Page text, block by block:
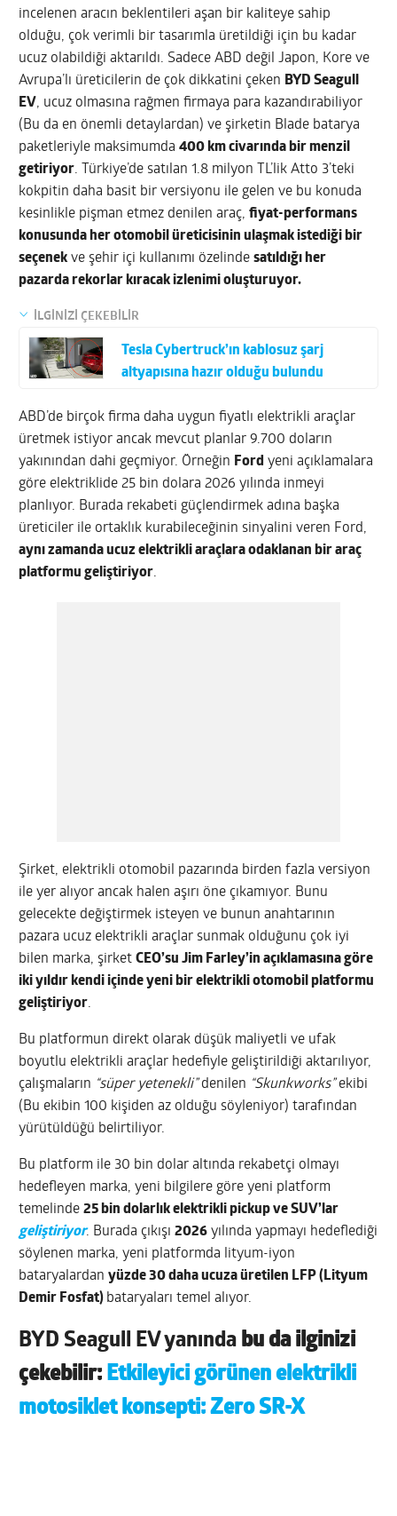
incelenen aracın beklentileri aşan bir kaliteye sahip
olduğu, çok verimli bir tasarımla üretildiği için bu kadar
ucuz olabildiği aktarıldı. Sadece ABD değil Japon, Kore ve
Avrupa’lı üreticilerin de çok dikkatini çeken BYD Seagull
EV, ucuz olmasına rağmen firmaya para kazandırabiliyor
(Bu da en önemli detaylardan) ve şirketin Blade batarya
paketleriyle maksimumda400 km civarında bir menzil
getiriyor. Türkiye’de satılan 1.8 milyon TL’lik Atto 3’teki
kokpitin daha basit bir versiyonu ile gelen ve bu konuda
kesinlikle pişman etmez denilen araç,fiyat-performans
konusunda her otomobil üreticisinin ulaşmak istediği bir
seçenek ve şehir içi kullanımı özelindesatıldığı her
pazarda rekorlar kıracak izlenimi oluşturuyor.
İLGİNİZİ ÇEKEBİLİR
Tesla Cybertruck’ın kablosuz şarj
altyapısına hazır olduğu bulundu
ABD’de birçok firma daha uygun fiyatlı elektrikli araçlar
üretmek istiyor ancak mevcut planlar 9.700 doların
yakınından dahi geçmiyor. Örneğin Ford yeni açıklamalara
göre elektriklide 25 bin dolara 2026 yılında inmeyi
planlıyor. Burada rekabeti güçlendirmek adına başka
üreticiler ile ortaklık kurabileceğinin sinyalini veren Ford,
aynı zamanda ucuz elektrikli araçlara odaklanan bir araç
platformu geliştiriyor.
Şirket, elektrikli otomobil pazarında birden fazla versiyon
ile yer alıyor ancak halen aşırı öne çıkamıyor. Bunu
gelecekte değiştirmek isteyen ve bunun anahtarının
pazara ucuz elektrikli araçlar sunmak olduğunu çok iyi
bilen marka, şirketCEO’su Jim Farley’in açıklamasına göre
iki yıldır kendi içinde yeni bir elektrikli otomobil platformu
geliştiriyor.
Bu platformun direkt olarak düşük maliyetli ve ufak
boyutlu elektrikli araçlar hedefiyle geliştirildiği aktarılıyor,
çalışmaların “süper yetenekli”denilen “Skunkworks”ekibi
(Bu ekibin 100 kişiden az olduğu söyleniyor) tarafından
yürütüldüğü belirtiliyor.
Bu platform ile 30 bin dolar altında rekabetçi olmayı
hedefleyen marka, yeni bilgilere göre yeni platform
temelinde25 bin dolarlık elektrikli pickup ve SUV’lar
geliştiriyor. Burada çıkışı2026 yılında yapmayı hedeflediği
söylenen marka, yeni platformda lityum-iyon
bataryalardanyüzde 30 daha ucuza üretilen LFP (Lityum
Demir Fosfat) bataryaları temel alıyor.
BYD Seagull EV yanında bu da ilginizi
çekebilir: Etkileyici görünen elektrikli
motosiklet konsepti: Zero SR-X